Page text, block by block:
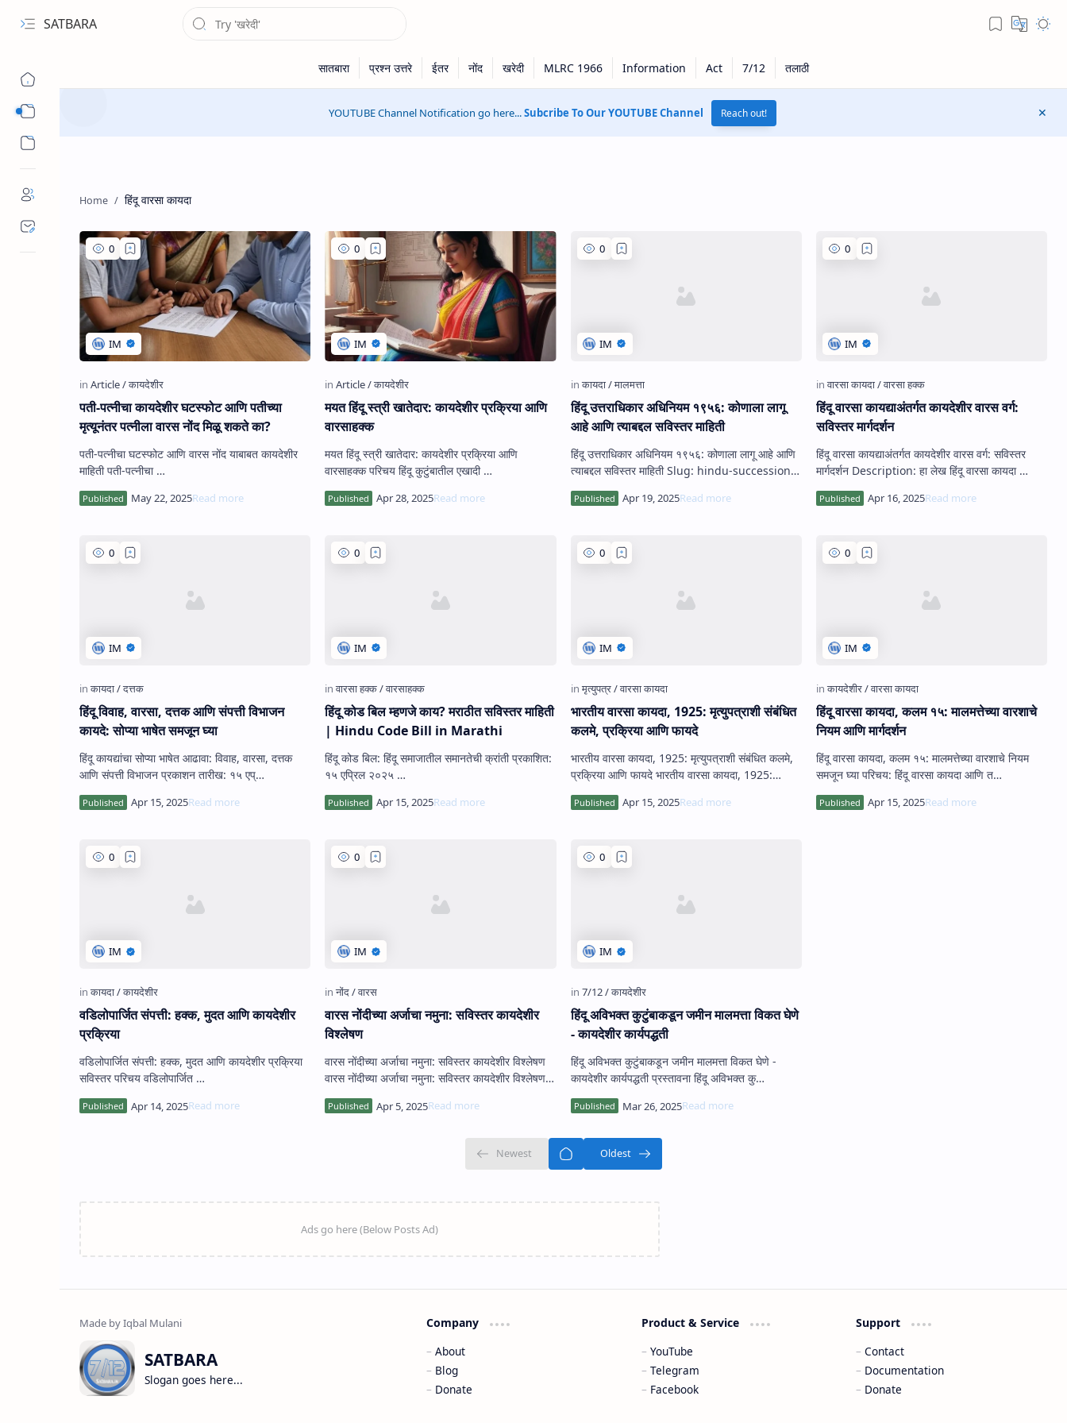
SATBARA
YOUTUBE Channel Notification go here...Subcribe To Our YOUTUBE Channel Reach out!
हिंदू वारसा कायदा
पती-पत्नीचा कायदेशीर घटस्फोट आणि पतीच्या
मृत्यूनंतर पत्नीला वारस नोंद मिळू शकते का?
पती-पत्नीचा घटस्फोट आणि वारस नोंद याबाबत कायदेशीर
माहिती पती-पत्नीचा …
मयत हिंदू स्त्री खातेदार: कायदेशीर प्रक्रिया आणि
वारसाहक्क
मयत हिंदू स्त्री खातेदार: कायदेशीर प्रक्रिया आणि
वारसाहक्क परिचय हिंदू कुटुंबातील एखादी …
हिंदू उत्तराधिकार अधिनियम १९५६: कोणाला लागू
आहे आणि त्याबद्दल सविस्तर माहिती
हिंदू उत्तराधिकार अधिनियम १९५६: कोणाला लागू आहे आणि
त्याबद्दल सविस्तर माहिती Slug: hindu-succession-
act-1956-appli…
हिंदू वारसा कायद्याअंतर्गत कायदेशीर वारस वर्ग:
सविस्तर मार्गदर्शन
हिंदू वारसा कायद्याअंतर्गत कायदेशीर वारस वर्ग: सविस्तर
मार्गदर्शन Description: हा लेख हिंदू वारसा कायदा …
हिंदू विवाह, वारसा, दत्तक आणि संपत्ती विभाजन
कायदे: सोप्या भाषेत समजून घ्या
हिंदू कायद्यांचा सोप्या भाषेत आढावा: विवाह, वारसा, दत्तक
आणि संपत्ती विभाजन प्रकाशन तारीख: १५ एप्…
हिंदू कोड बिल म्हणजे काय? मराठीत सविस्तर माहिती
| Hindu Code Bill in Marathi
हिंदू कोड बिल: हिंदू समाजातील समानतेची क्रांती प्रकाशित:
१५ एप्रिल २०२५ …
भारतीय वारसा कायदा, 1925: मृत्युपत्राशी संबंधित
कलमे, प्रक्रिया आणि फायदे
भारतीय वारसा कायदा, 1925: मृत्युपत्राशी संबंधित कलमे,
प्रक्रिया आणि फायदे भारतीय वारसा कायदा, 1925:
हिंदू वारसा कायदा, कलम १५: मालमत्तेच्या वारशाचे
नियम आणि मार्गदर्शन
हिंदू वारसा कायदा, कलम १५: मालमत्तेच्या वारशाचे नियम
समजून घ्या परिचय: हिंदू वारसा कायदा आणि त…
वडिलोपार्जित संपत्ती: हक्क, मुदत आणि कायदेशीर
प्रक्रिया
वडिलोपार्जित संपत्ती: हक्क, मुदत आणि कायदेशीर प्रक्रिया
सविस्तर परिचय वडिलोपार्जित …
वारस नोंदीच्या अर्जाचा नमुना: सविस्तर कायदेशीर
विश्लेषण
वारस नोंदीच्या अर्जाचा नमुना: सविस्तर कायदेशीर विश्लेषण
वारस नोंदीच्या अर्जाचा नमुना: सविस्तर कायदेशीर विश्लेषण
…
हिंदू अविभक्त कुटुंबाकडून जमीन मालमत्ता विकत घेणे
- कायदेशीर कार्यपद्धती
हिंदू अविभक्त कुटुंबाकडून जमीन मालमत्ता विकत घेणे -
कायदेशीर कार्यपद्धती प्रस्तावना हिंदू अविभक्त कु…
SATBARA
Slogan goes here...
Company
About
Blog
Donate
Product & Service
YouTube
Telegram
Facebook
Support
Contact
Documentation
Donate